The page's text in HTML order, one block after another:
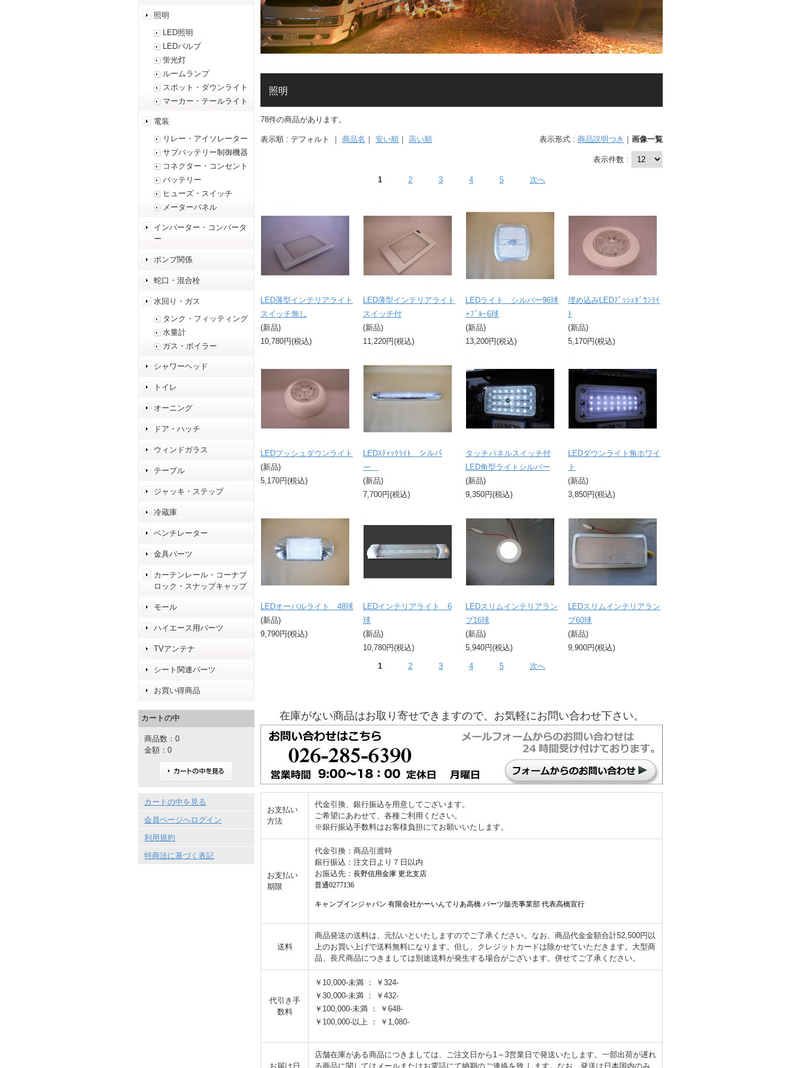
照明
78件の商品があります。
表示順 : デフォルト ｜ 商品名 ｜ 安い順 ｜ 高い順 表示形式 : 商品説明つき ｜ 画像一覧
表示件数 :
1 2 3 4 5 次へ
LED薄型インテリアライト
スイッチ無し
(新品)
10,780円(税込)
LED薄型インテリアライト
スイッチ付
(新品)
11,220円(税込)
LEDライト シルバー96球
+ﾌﾞﾙｰ6球
(新品)
13,200円(税込)
埋め込みLEDﾌﾟｯｼｭﾀﾞｳﾝﾗｲ
ﾄ
(新品)
5,170円(税込)
LEDプッシュダウンライト
(新品)
5,170円(税込)
LEDｽﾃｨｯｸﾗｲﾄ シルバ
ー
(新品)
7,700円(税込)
タッチパネルスイッチ付
LED角型ライトシルバー
(新品)
9,350円(税込)
LEDダウンライト角ホワイ
ト
(新品)
3,850円(税込)
LEDオーバルライト 48球
(新品)
9,790円(税込)
LEDインテリアライト 6
球
(新品)
10,780円(税込)
LEDスリムインテリアラン
プ16球
(新品)
5,940円(税込)
LEDスリムインテリアラン
プ60球
(新品)
9,900円(税込)
1 2 3 4 5 次へ
在庫がない商品はお取り寄せできますので、お気軽にお問い合わせ下さい。
お支払い
方法
代金引換、銀行振込を用意してございます。
ご希望にあわせて、各種ご利用ください。
※銀行振込手数料はお客様負担にてお願いいたします。
お支払い
期限
代金引換：商品引渡時
銀行振込：注文日より７日以内
お振込先： 長野信用金庫 更北支店
普通0277136
キャンプインジャパン 有限会社かーいんてりあ高橋 パーツ販売事業部 代表高橋宣行
送料
商品発送の送料は、元払いといたしますのでご了承ください。なお、商品代金金額合計52,500円以
上のお買い上げで送料無料になります。但し、クレジットカードは除かせていただきます。大型商
品、長尺商品につきましては別途送料が発生する場合がございます。併せてご了承ください。
代引き手
数料
￥10,000-未満 ： ￥324-
￥30,000-未満 ： ￥432-
￥100,000-未満 ： ￥648-
￥100,000-以上 ： ￥1,080-
お届け日
店舗在庫がある商品につきましては、ご注文日から1～3営業日で発送いたします。一部出荷が遅れ
る商品に関してはメールまたはお電話にて納期のご連絡を致 します。なお、発送は日本国内のみ
照明
LED照明
LEDバルブ
蛍光灯
ルームランプ
スポット・ダウンライト
マーカー・テールライト
電装
リレー・アイソレーター
サブバッテリー制御機器
コネクター・コンセント
バッテリー
ヒューズ・スイッチ
メーターパネル
インバーター・コンバータ
ー
ポンプ関係
蛇口・混合栓
水回り・ガス
タンク・フィッティング
水量計
ガス・ボイラー
シャワーヘッド
トイレ
オーニング
ドア・ハッチ
ウィンドガラス
テーブル
ジャッキ・ステップ
冷蔵庫
ベンチレーター
金具パーツ
カーテンレール・コーナブ
ロック・スナップキャップ
モール
ハイエース用パーツ
TVアンテナ
シート関連パーツ
お買い得商品
カートの中
商品数：0
金額：0
カートの中を見る
会員ページへログイン
利用規約
特商法に基づく表記